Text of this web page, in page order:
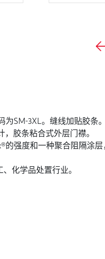
SM-3XL。缝线加贴胶条
胶条粘合式外层门襟。
的强度和一种聚合阻隔涂
化学品处置行业。